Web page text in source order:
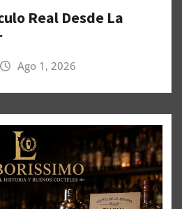
Real Desde La
Ago 1, 2026